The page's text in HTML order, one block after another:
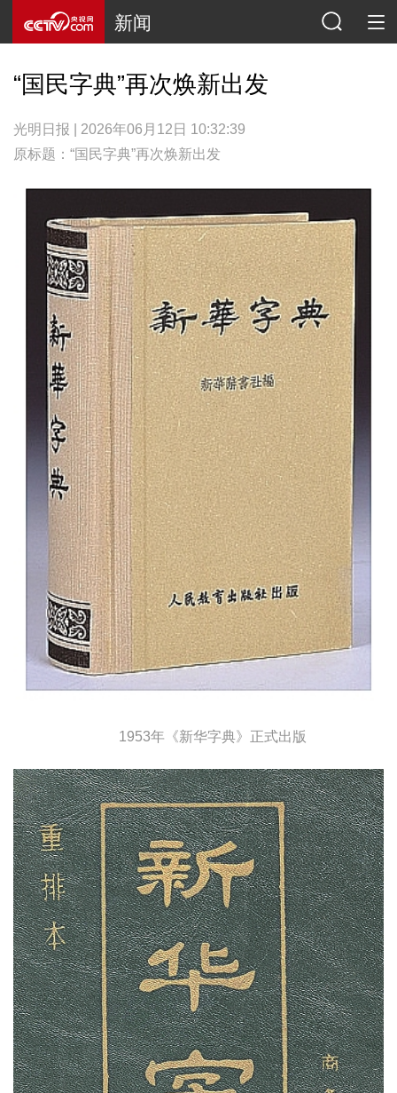
新闻
“国民字典”再次焕新出发
光明日报 | 2026年06月12日 10:32:39
原标题：“国民字典”再次焕新出发
1953年《新华字典》正式出版